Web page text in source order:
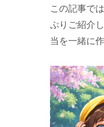
この記事で
ぷりご紹介
当を一緒に